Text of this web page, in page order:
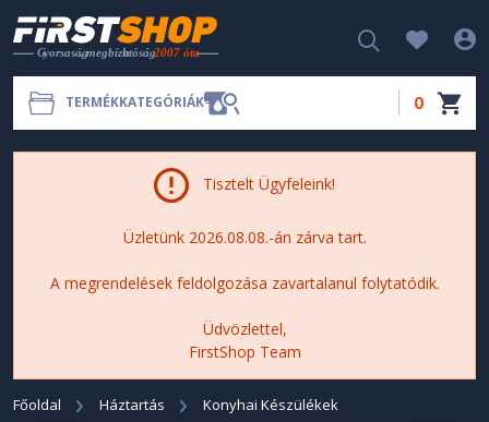
TERMÉKKATEGÓRIÁK 0
Tisztelt Ügyfeleink!
Üzletünk 2026.08.08.-án zárva tart.
A megrendelések feldolgozása zavartalanul folytatódik.
Üdvözlettel,
FirstShop Team
Főoldal Háztartás Konyhai Készülékek